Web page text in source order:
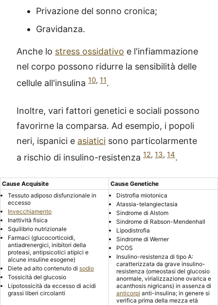
Privazione del sonno cronica;
Gravidanza.
Anche lo stress ossidativo e l'infiammazione
nel corpo possono ridurre la sensibilità delle
cellule all'insulina 10, 11.
Inoltre, vari fattori genetici e sociali possono
favorirne la comparsa. Ad esempio, i popoli
neri, ispanici e asiatici sono particolarmente
a rischio di insulino-resistenza 12, 13, 14.
Cause Acquisite
Cause Genetiche
Tessuto adiposo disfunzionale in
eccesso
Invecchiamento
Inattività fisica
Squilibrio nutrizionale
Farmaci (glucocorticoidi,
antiadrenergici, inibitori della
proteasi, antipsicotici atipici e
alcune insuline esogene)
Diete ad alto contenuto di sodio
Tossicità del glucosio
Lipotossicità da eccesso di acidi
grassi liberi circolanti
Distrofia miotonica
Atassia-telangiectasia
Sindrome di Alstom
Sindrome di Rabson-Mendenhall
Lipodistrofia
Sindrome di Werner
PCOS
Insulino-resistenza di tipo A:
caratterizzata da grave insulino-
resistenza (omeostasi del glucosio
anormale, virializzazione ovarica e
acanthosis nigricans) in assenza di
anticorpi anti-insulina; in genere si
verifica prima della mezza età